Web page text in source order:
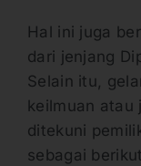
Hal ini juga
dari jenjang
Selain itu,
keilmuan atau
ditekuni
sebagai